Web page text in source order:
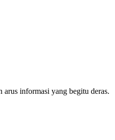
informasi yang begitu deras.